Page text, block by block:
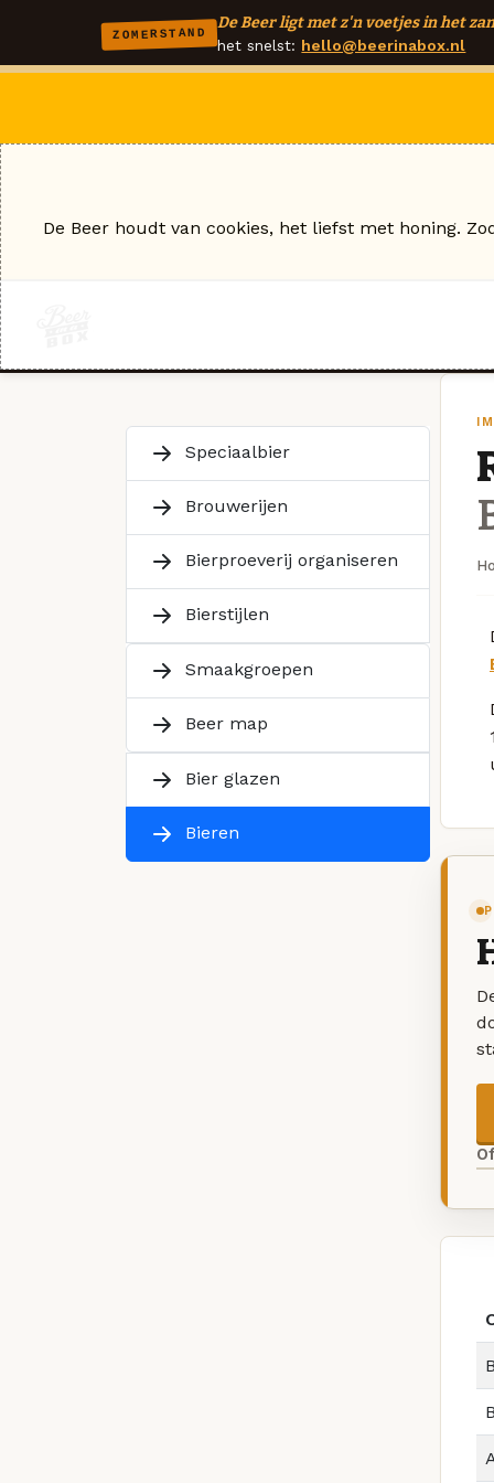
ZOMERSTAND
De Beer ligt met z'n voetjes in het
het snelst: hello@beerinabox.nl
Speciaalbier
Brouwerijen
Bierproeverij organiseren
Bierstijlen
Smaakgroepen
Beer map
Bier glazen
Bieren
De Beer houdt van cookies, het liefst met honing.